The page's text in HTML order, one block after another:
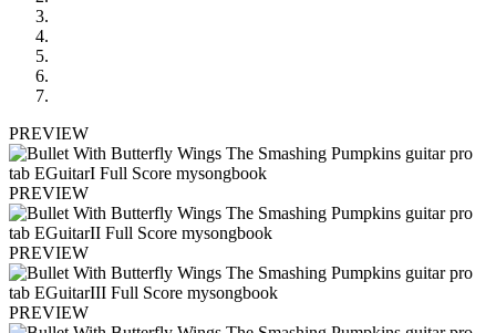
PREVIEW
PREVIEW
PREVIEW
PREVIEW